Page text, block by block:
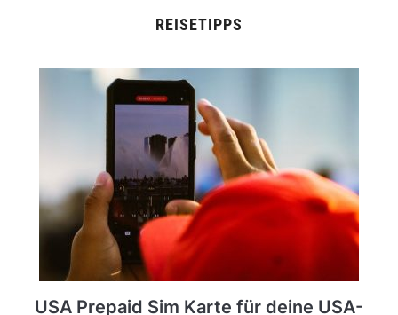
REISETIPPS
USA Prepaid Sim Karte für deine USA-